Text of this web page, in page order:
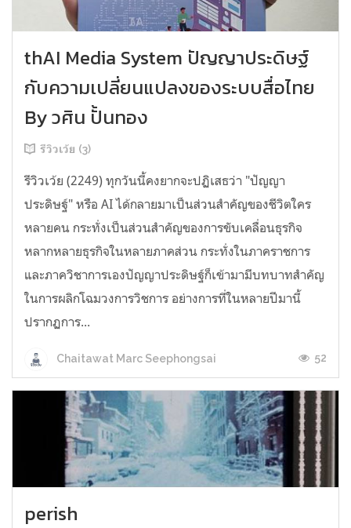
thAI Media System ปัญญาประดิษฐ์
กับความเปลี่ยนแปลงของระบบสื่อไทย
By วศิน ปั้นทอง
รีวิวเว้ย (3)
รีวิวเว้ย (2249) ทุกวันนี้คงยากจะปฏิเสธว่า "ปัญญา
ประดิษฐ์" หรือ AI ได้กลายมาเป็นส่วนสำคัญของชีวิตใคร
หลายคน กระทั่งเป็นส่วนสำคัญของการขับเคลื่อนธุรกิจ
หลากหลายธุรกิจในหลายภาคส่วน กระทั่งในภาคราชการ
และภาควิชาการเองปัญญาประดิษฐ์ก็เข้ามามีบทบาทสำคัญ
ในการผลิกโฉมวงการวิชการ อย่างการที่ในหลายปีมานี้
ปรากฏการ...
Chaitawat Marc Seephongsai 52
perish